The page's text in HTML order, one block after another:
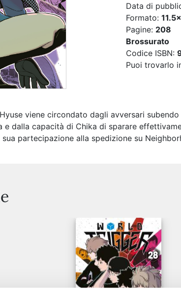
Data di
Formato:
Pagine: 208
Brossurato
Codice ISBN:
Puoi trovarlo
viene circondato dagli avversari
dalla capacità di Chika di sparare
partecipazione alla spedizione su